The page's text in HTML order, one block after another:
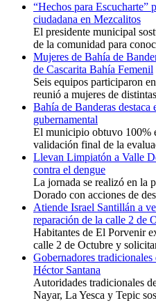
“Hechos para Escucharte”
ciudadana en Mezcalitos
El presidente municipal
de la comunidad para
Mujeres de Bahía de
de Cascarita Bahía Femenil
Seis equipos participaron
reunió a mujeres de
Bahía de Banderas
gubernamental
El municipio obtuvo 100%
validación final de la
Llevan Limpiatón a Valle
contra el dengue
La jornada se realizó en la
Dorado con acciones de
Atiende Israel Santillán a
reparación de la calle 2 de
Habitantes de El Porvenir
calle 2 de Octubre y
Gobernadores
Héctor Santana
Autoridades tradicionales
Nayar, La Yesca y Tepic